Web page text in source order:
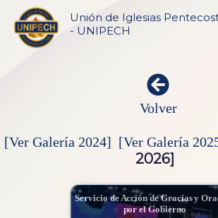
Unión de Iglesias
- UNIPECH
Volver
[Ver Galería 2024] [Ver Galería
2026]
Servicio de Acción de Gracias y
por el Gobierno